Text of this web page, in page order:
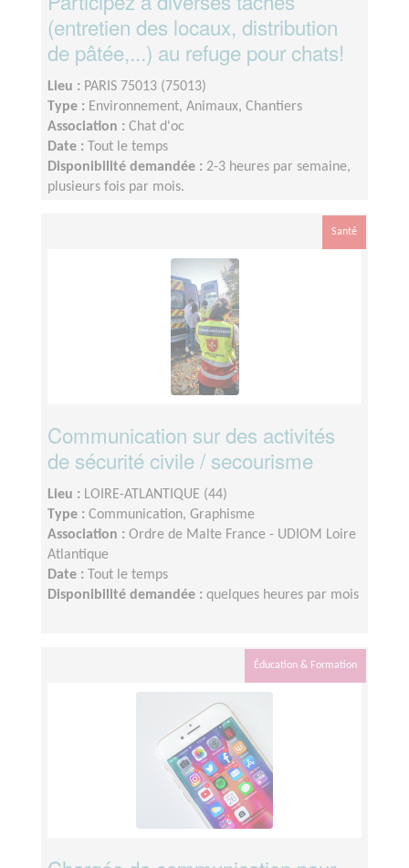
(entretien des locaux, distribution
de pâtée,...) au refuge pour chats!
Lieu : PARIS 75013 (75013)
Type : Environnement, Animaux, Chantiers
Association : Chat d'oc
Date :
Tout le temps
Disponibilité demandée : 2-3 heures par semaine,
plusieurs fois par mois.
Santé
Communication sur des activités
de sécurité civile / secourisme
Lieu : LOIRE-ATLANTIQUE (44)
Type : Communication, Graphisme
Association : Ordre de Malte France - UDIOM Loire
Atlantique
Date :
Tout le temps
Disponibilité demandée : quelques heures par mois
Éducation & Formation